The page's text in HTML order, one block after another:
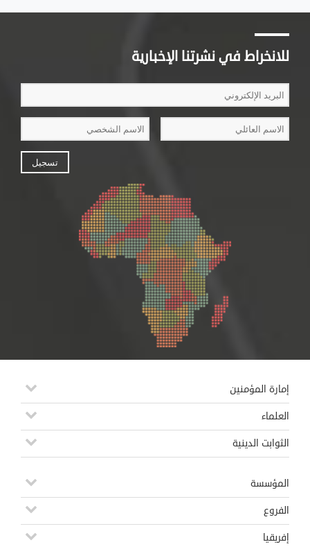
للانخراط في نشرتنا الإخبارية
إمارة المؤمنين
العلماء
الثوابت الدينية
المؤسسة
الفروع
إفريقيا